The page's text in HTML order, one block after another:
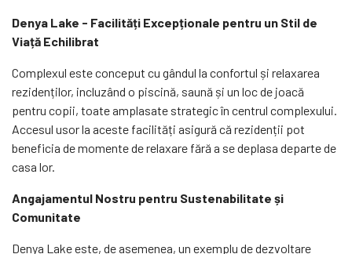
Denya Lake - Facilități Excepționale pentru un Stil de
Viață Echilibrat
Complexul este conceput cu gândul la confortul și relaxarea
rezidenților, incluzând o piscină, saună și un loc de joacă
pentru copii, toate amplasate strategic în centrul complexului.
Accesul usor la aceste facilități asigură că rezidenții pot
beneficia de momente de relaxare fără a se deplasa departe de
casa lor.
Angajamentul Nostru pentru Sustenabilitate și
Comunitate
Denya Lake este, de asemenea, un exemplu de dezvoltare